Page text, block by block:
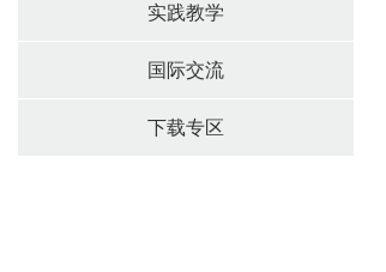
实践教学
国际交流
下载专区